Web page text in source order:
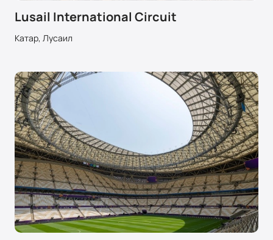
Lusail International Circuit
Катар, Лусаил